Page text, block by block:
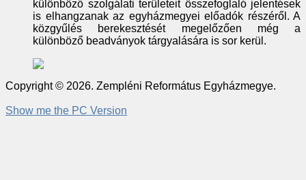
különböző szolgálati területeit összefoglaló jelentések
is elhangzanak az egyházmegyei előadók részéről. A
közgyűlés berekesztését megelőzően még a
különböző beadványok tárgyalására is sor kerül.
Copyright © 2026. Zempléni Református Egyházmegye.
Show me the PC Version